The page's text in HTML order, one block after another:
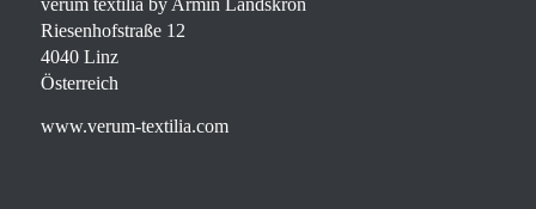
verum textilia by Armin Landskron
Riesenhofstraße 12
4040 Linz
Österreich
www.verum-textilia.com